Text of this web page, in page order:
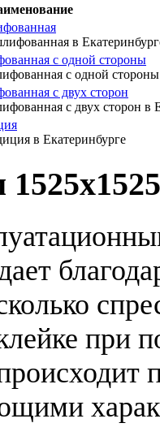
с одной стороны
с двух сторон
при